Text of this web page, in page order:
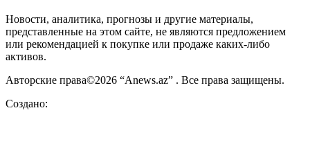
Новости, аналитика, прогнозы и другие материалы,
представленные на этом сайте, не являются предложением
или рекомендацией к покупке или продаже каких-либо
активов.
Авторские права©2026 “Anews.az” . Все права защищены.
Создано: